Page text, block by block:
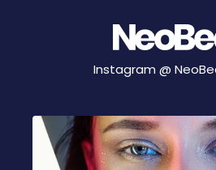
Instagram @